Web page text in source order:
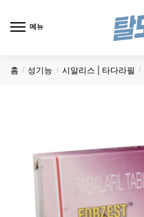
메뉴
홈 / 성기능 / 시알리스 | 타다라필 /